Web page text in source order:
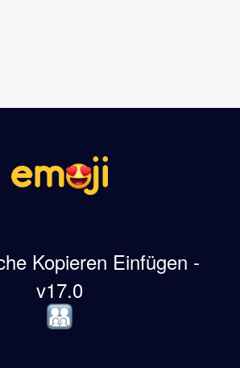
Kopieren Einfügen -
v17.0